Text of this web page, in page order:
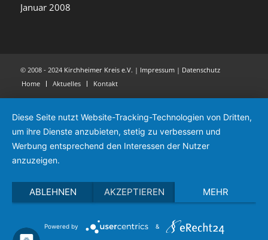
Januar 2008
© 2008 - 2024 Kirchheimer Kreis e.V. | Impressum| Datenschutz
Home
Aktuelles Kontakt
Diese Seite nutzt Website-Tracking-Technologien von Dritten,
um ihre Dienste anzubieten, stetig zu verbessern und
Werbung entsprechend den Interessen der Nutzer
anzuzeigen.
ABLEHNEN AKZEPTIEREN MEHR
Powered by &